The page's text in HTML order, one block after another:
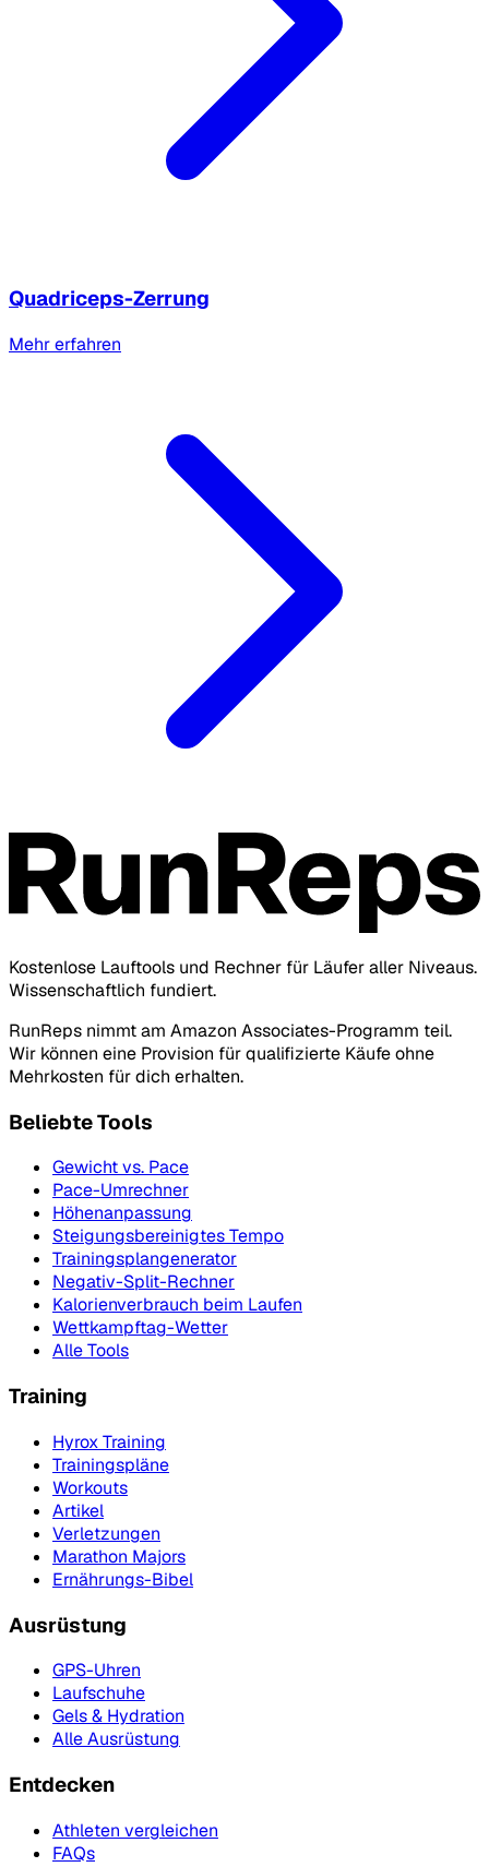
Quadriceps-Zerrung
Mehr erfahren
Kostenlose Lauftools und Rechner für Läufer aller Niveaus.
Wissenschaftlich fundiert.
RunReps nimmt am Amazon Associates-Programm teil.
Wir können eine Provision für qualifizierte Käufe ohne
Mehrkosten für dich erhalten.
Beliebte Tools
Gewicht vs. Pace
Pace-Umrechner
Höhenanpassung
Steigungsbereinigtes Tempo
Trainingsplangenerator
Negativ-Split-Rechner
Kalorienverbrauch beim Laufen
Wettkampftag-Wetter
Alle Tools
Training
Hyrox Training
Trainingspläne
Workouts
Artikel
Verletzungen
Marathon Majors
Ernährungs-Bibel
Ausrüstung
GPS-Uhren
Laufschuhe
Gels & Hydration
Alle Ausrüstung
Entdecken
Athleten vergleichen
FAQs